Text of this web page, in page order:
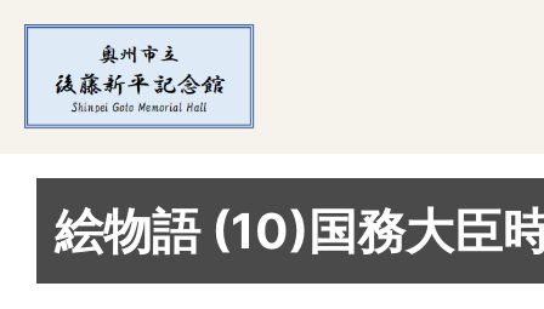
絵物語 (10)国務大臣